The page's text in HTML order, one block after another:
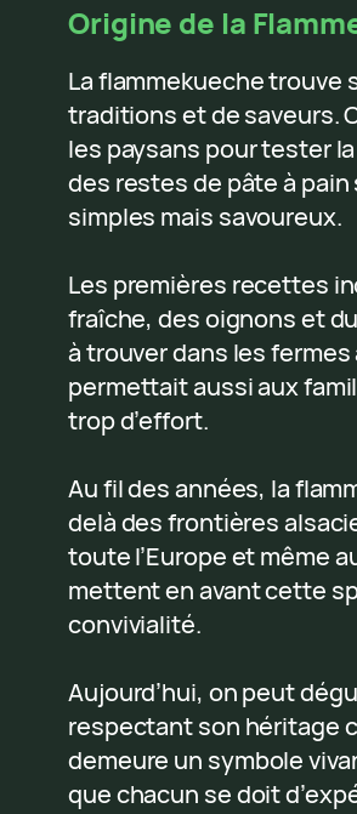
Origine de la
La flammekueche trouve
traditions et de saveurs.
les paysans pour tester
des restes de pâte à
simples mais savoureux.
Les premières recettes
fraîche, des oignons et
à trouver dans les
permettait aussi aux
trop d’effort.
Au fil des années, la
delà des frontières
toute l’Europe et même
mettent en avant cette
convivialité.
Aujourd’hui, on peut
respectant son héritage
demeure un symbole
que chacun se doit